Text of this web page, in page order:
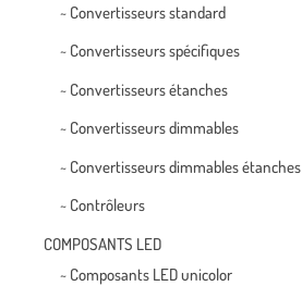
~ Convertisseurs standard
~ Convertisseurs spécifiques
~ Convertisseurs étanches
~ Convertisseurs dimmables
~ Convertisseurs dimmables étanches
~ Contrôleurs
COMPOSANTS LED
~ Composants LED unicolor